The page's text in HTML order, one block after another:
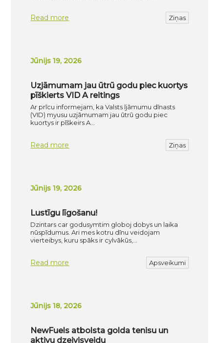
Read more Ziņas
Jūnijs 19, 2026
Uzjāmumam jau ūtrū godu piec kuortys
pīškierts VID A reitings
Ar prīcu informejam, ka Valsts ījāmumu dīnasts
(VID) myusu uzjāmumam jau ūtrū godu piec
kuortys ir pīškeirs A…
Read more Ziņas
Jūnijs 19, 2026
Lustīgu līgošanu!
Dzintars car godusymtim globoj dobys un laika
nūspīdumus. Ari mes kotru dīnu veidojam
vierteibys, kuru spāks ir cylvākūs,…
Read more Apsveikumi
Jūnijs 18, 2026
NewFuels atbolsta golda tenisu un
aktivu dzeivisveidu